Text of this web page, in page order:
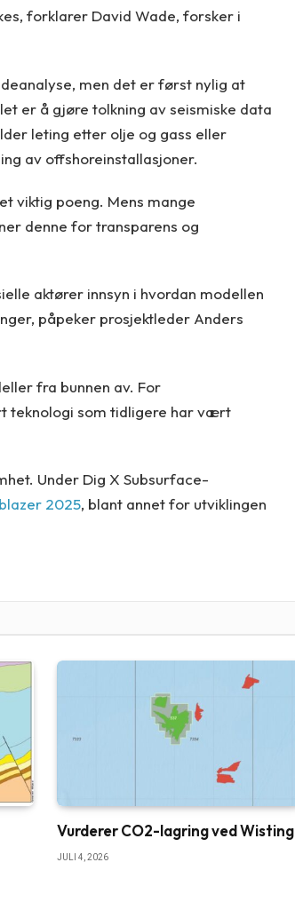
forklarer David Wade, forsker i
men det er først nylig at
er å gjøre tolkning av seismiske data
leting etter olje og gass eller
av offshoreinstallasjoner.
viktig poeng. Mens mange
denne for transparens og
aktører innsyn i hvordan modellen
påpeker prosjektleder Anders
fra bunnen av. For
teknologi som tidligere har vært
Under Dig X Subsurface-
2025, blant annet for utviklingen
Vurderer CO2-lagring ved Wisting
JULI 4, 2026